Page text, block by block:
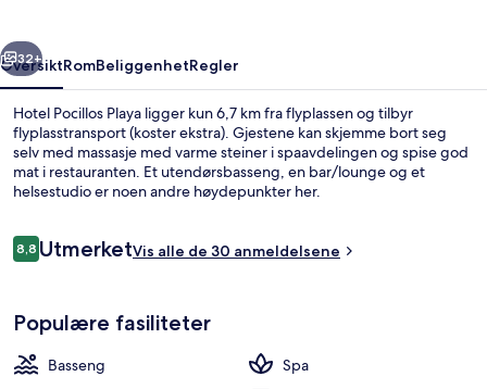
Neste
32+
OversiktRomBeliggenhetRegler
Hotel Pocillos Playa ligger kun 6,7 km fra flyplassen og tilbyr
flyplasstransport (koster ekstra). Gjestene kan skjemme bort seg
selv med massasje med varme steiner i spaavdelingen og spise god
mat i restauranten. Et utendørsbasseng, en bar/lounge og et
helsestudio er noen andre høydepunkter her.
Anmeldelser
8,88,8 av 10 –
UtmerketVis alle de 30 anmeldelsene
Populære fasiliteter
Basseng
Spa